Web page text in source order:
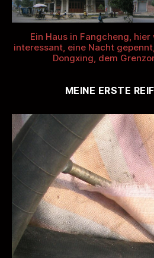
Ein Haus in Fangcheng,
interessant, eine Nacht
Dongxing, dem
MEINE ERSTE